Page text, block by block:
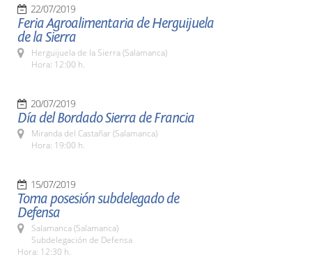
22/07/2019
Feria Agroalimentaria de Herguijuela
de la Sierra
Herguijuela de la Sierra (Salamanca)
Hora: 12:00 h.
20/07/2019
Día del Bordado Sierra de Francia
Miranda del Castañar (Salamanca)
Hora: 19:00 h.
15/07/2019
Toma posesión subdelegado de
Defensa
Salamanca (Salamanca)
Subdelegación de Defensa
Hora: 12:30 h.